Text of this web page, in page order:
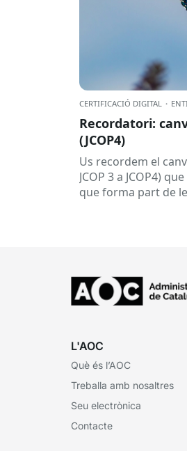
CERTIFICACIÓ DIGITAL ·
Recordatori:
(JCOP4)
Us recordem el
JCOP 3 a JCOP4)
que forma part de
L'AOC
Què és l’AOC
Treballa amb nosaltres
Seu electrònica
Contacte